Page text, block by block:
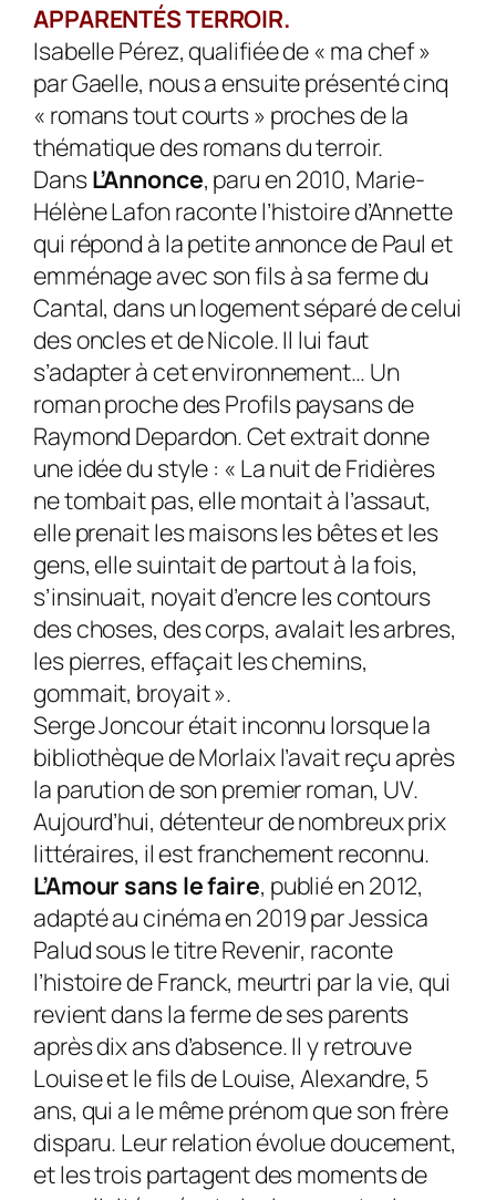
APPARENTÉS TERROIR.
Isabelle Pérez, qualifiée de « ma chef »
par Gaelle, nous a ensuite présenté cinq
« romans tout courts » proches de la
thématique des romans du terroir.
DansL’Annonce, paru en 2010, Marie-
Hélène Lafon raconte l’histoire d’Annette
qui répond à la petite annonce de Paul et
emménage avec son fils à sa ferme du
Cantal, dans un logement séparé de celui
des oncles et de Nicole. Il lui faut
s’adapter à cet environnement… Un
roman proche desProfils paysansde
Raymond Depardon. Cet extrait donne
une idée du style : « La nuit de Fridières
ne tombait pas, elle montait à l’assaut,
elle prenait les maisons les bêtes et les
gens, elle suintait de partout à la fois,
s’insinuait, noyait d’encre les contours
des choses, des corps, avalait les arbres,
les pierres, effaçait les chemins,
gommait, broyait ».
Serge Joncour était inconnu lorsque la
bibliothèque de Morlaix l’avait reçu après
la parution de son premier roman, UV.
Aujourd’hui, détenteur de nombreux prix
littéraires, il est franchement reconnu.
L’Amour sans le faire, publié en 2012,
adapté au cinéma en 2019 par Jessica
Palud sous le titreRevenir, raconte
l’histoire de Franck, meurtri par la vie, qui
revient dans la ferme de ses parents
après dix ans d’absence. Il y retrouve
Louise et le fils de Louise, Alexandre, 5
ans, qui a le même prénom que son frère
disparu. Leur relation évolue doucement,
et les trois partagent des moments de